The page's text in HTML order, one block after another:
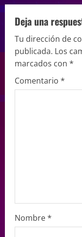
Deja una
Tu dirección de
publicada. Los
marcados con *
Comentario *
Nombre*